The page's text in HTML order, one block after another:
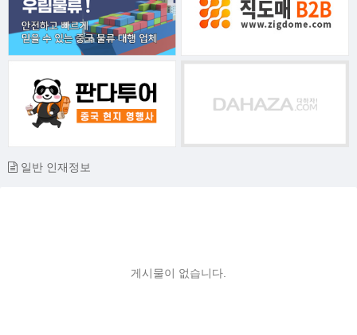
일반 인재정보
게시물이 없습니다.